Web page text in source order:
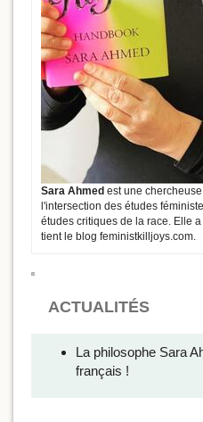
Sara Ahmed est une
l'intersection des études
études critiques de la race. Elle
tient le blog feministkilljoys.com.
ACTUALITÉS
La philosophe Sara
français !